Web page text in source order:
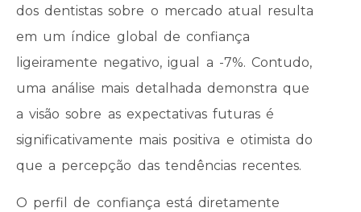
dos dentistas sobre o mercado atual resulta
em um índice global de confiança
ligeiramente negativo, igual a -7%. Contudo,
uma análise mais detalhada demonstra que
a visão sobre as expectativas futuras é
significativamente mais positiva e otimista do
que a percepção das tendências recentes.
O perfil de confiança está diretamente